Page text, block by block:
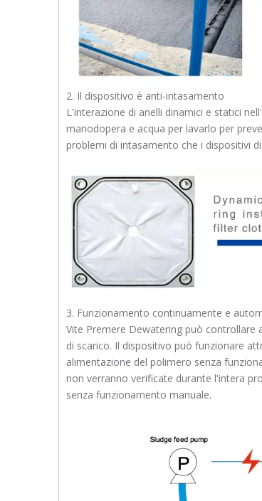
2. Il dispositivo è anti-intasamento
L'interazione di anelli dinamici e statici
manodopera e acqua per lavarlo per
problemi di intasamento che i dispositivi
3. Funzionamento continuamente e
Vite Premere Dewatering può
di scarico. Il dispositivo può funzionare
alimentazione del polimero senza
non verranno verificate durante l'intera
senza funzionamento manuale.